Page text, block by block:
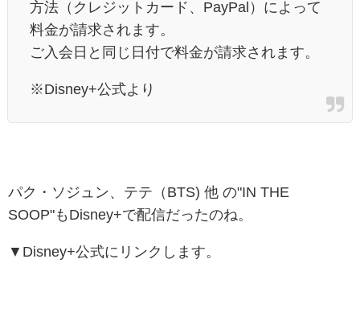
方法（クレジットカード、PayPal）によって
料金が請求されます。
ご入会日と同じ日付で料金が請求されます。
※Disney+公式より
パク・ソジュン、テテ（BTS) 他 の"IN THE
SOOP"もDisney+で配信だったのね。
▼Disney+公式にリンクします。